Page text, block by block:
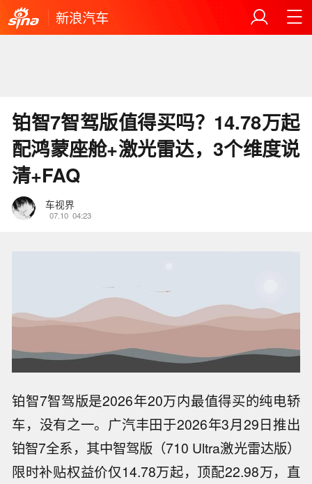
新浪汽车
铂智7智驾版值得买吗？14.78万起
配鸿蒙座舱+激光雷达，3个维度说
清+FAQ
车视界
07.10 04:23
铂智7智驾版是2026年20万内最值得买的纯电轿
车，没有之一。广汽丰田于2026年3月29日推出
铂智7全系，其中智驾版（710 Ultra激光雷达版）
限时补贴权益价仅14.78万起，顶配22.98万，直